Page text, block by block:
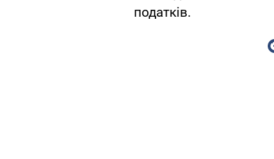
податків.